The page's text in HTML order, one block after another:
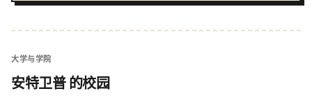
大学与学院
安特卫普 的校园